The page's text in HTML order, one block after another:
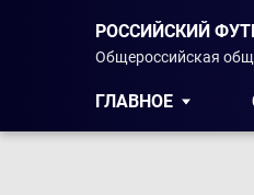
РОССИЙСКИЙ
Общероссийская
ГЛАВНОЕ